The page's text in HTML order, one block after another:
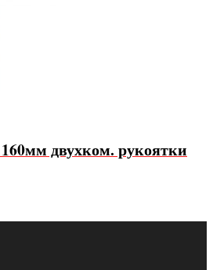
двухком. рукоятки